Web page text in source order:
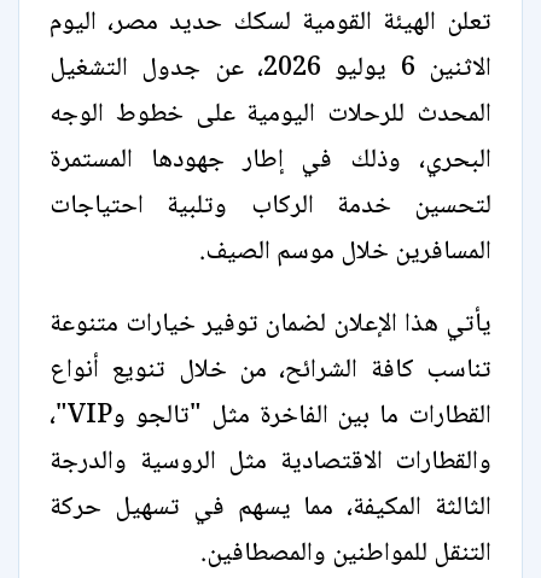
تعلن الهيئة القومية لسكك حديد مصر، اليوم
الاثنين 6 يوليو 2026، عن جدول التشغيل
المحدث للرحلات اليومية على خطوط الوجه
البحري، وذلك في إطار جهودها المستمرة
لتحسين خدمة الركاب وتلبية احتياجات
المسافرين خلال موسم الصيف.
يأتي هذا الإعلان لضمان توفير خيارات متنوعة
تناسب كافة الشرائح، من خلال تنويع أنواع
القطارات ما بين الفاخرة مثل "تالجو وVIP"،
والقطارات الاقتصادية مثل الروسية والدرجة
الثالثة المكيفة، مما يسهم في تسهيل حركة
التنقل للمواطنين والمصطافين.